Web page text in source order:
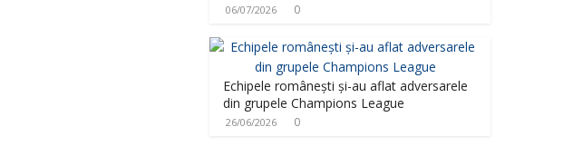
06/07/2026 0
Echipele românești și-au aflat adversarele
din grupele Champions League
26/06/2026 0